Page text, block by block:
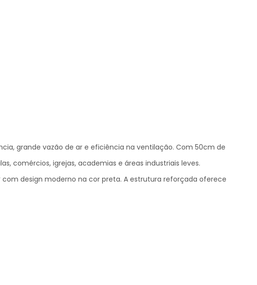
grande vazão de ar e eficiência na ventilação. Com 50cm de
comércios, igrejas, academias e áreas industriais leves.
design moderno na cor preta. A estrutura reforçada oferece